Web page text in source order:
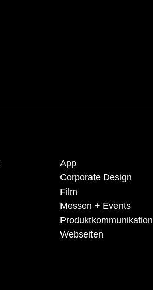
App
Corporate Design
Film
Messen + Events
Produkt­kommuni­kation
Webseiten